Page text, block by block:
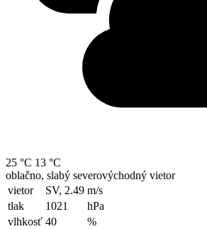
25 °C 13 °C
oblačno, slabý severovýchodný vietor
vietor
SV, 2.49 m/s
tlak
1021
hPa
vlhkosť 40
%